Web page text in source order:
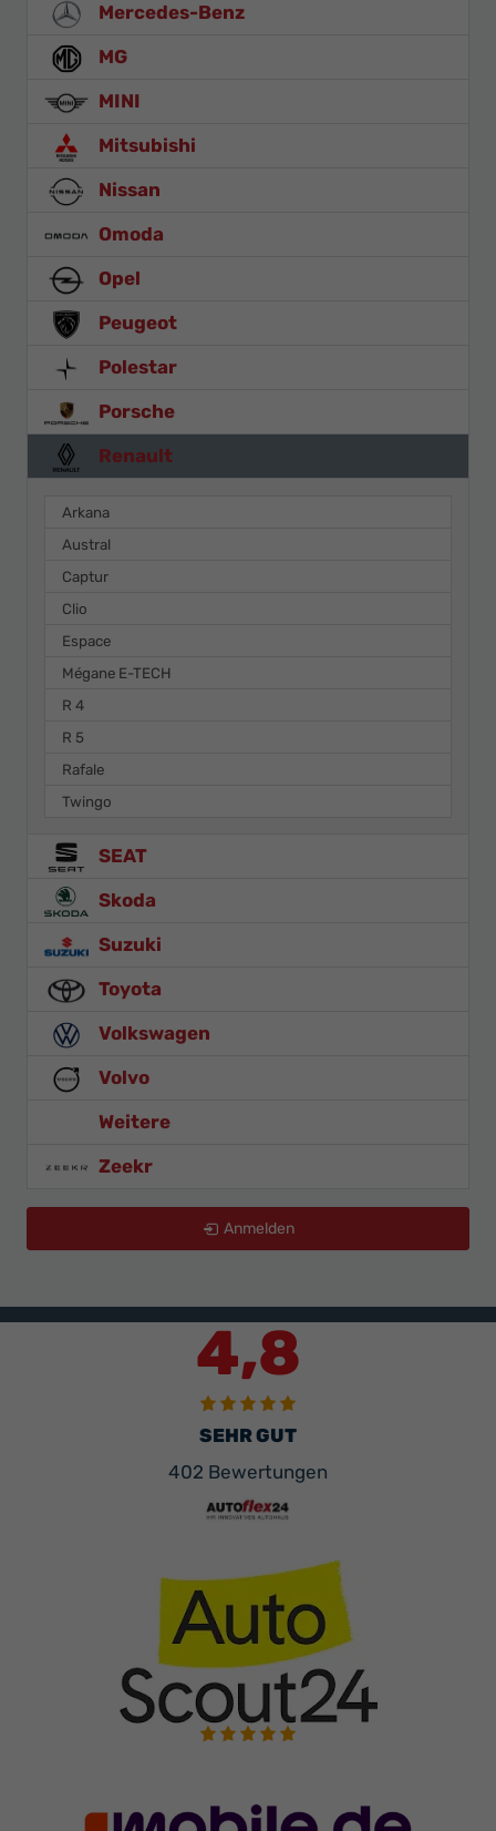
Mercedes-Benz
MG
MINI
Mitsubishi
Nissan
Omoda
Opel
Peugeot
Polestar
Porsche
Renault
Arkana
Austral
Captur
Clio
Espace
Mégane E-TECH
R 4
R 5
Rafale
Twingo
SEAT
Skoda
Suzuki
Toyota
Volkswagen
Volvo
Weitere
Zeekr
Anmelden
4,8
SEHR GUT
402 Bewertungen